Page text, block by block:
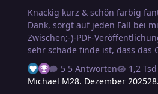
Knackig kurz & schön farbig
Dank, sorgt auf jeden Fall bei
Zwischen;-)-PDF-
sehr schade finde ist, dass das
um Alaria aufgebaut wurde,
Ideen, wie man ohne sie
Spalte S.4). Für die volle
5 Antworten
Michael M28. Dezember 2025